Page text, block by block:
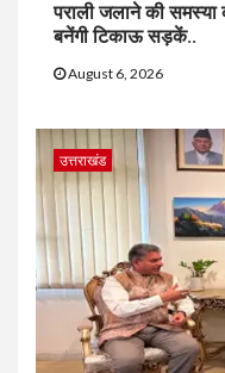
पराली जलाने की समस्या
बनेंगी टिकाऊ सड़कें..
August 6, 2026
उत्तराखंड